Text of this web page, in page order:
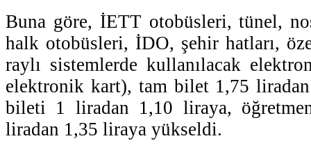
Buna göre, İETT otobüsleri, tünel,
halk otobüsleri, İDO, şehir hatları,
raylı sistemlerde kullanılacak
elektronik kart), tam bilet 1,75
bileti 1 liradan 1,10 liraya,
liradan 1,35 liraya yükseldi.